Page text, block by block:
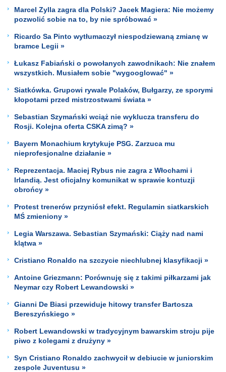
Marcel Zylla zagra dla Polski? Jacek Magiera: Nie możemy
pozwolić sobie na to, by nie spróbować »
Ricardo Sa Pinto wytłumaczył niespodziewaną zmianę w
bramce Legii »
Łukasz Fabiański o powołanych zawodnikach: Nie znałem
wszystkich. Musiałem sobie "wygooglować" »
Siatkówka. Grupowi rywale Polaków, Bułgarzy, ze sporymi
kłopotami przed mistrzostwami świata »
Sebastian Szymański wciąż nie wyklucza transferu do
Rosji. Kolejna oferta CSKA zimą? »
Bayern Monachium krytykuje PSG. Zarzuca mu
nieprofesjonalne działanie »
Reprezentacja. Maciej Rybus nie zagra z Włochami i
Irlandią. Jest oficjalny komunikat w sprawie kontuzji
obrońcy »
Protest trenerów przyniósł efekt. Regulamin siatkarskich
MŚ zmieniony »
Legia Warszawa. Sebastian Szymański: Ciąży nad nami
klątwa »
Cristiano Ronaldo na szczycie niechlubnej klasyfikacji »
Antoine Griezmann: Porównuję się z takimi piłkarzami jak
Neymar czy Robert Lewandowski »
Gianni De Biasi przewiduje hitowy transfer Bartosza
Bereszyńskiego »
Robert Lewandowski w tradycyjnym bawarskim stroju pije
piwo z kolegami z drużyny »
Syn Cristiano Ronaldo zachwycił w debiucie w juniorskim
zespole Juventusu »